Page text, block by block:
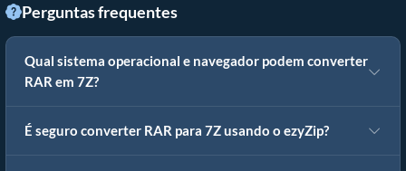
Perguntas frequentes
Qual sistema operacional e navegador podem converter
RAR em 7Z?
É seguro converter RAR para 7Z usando o ezyZip?